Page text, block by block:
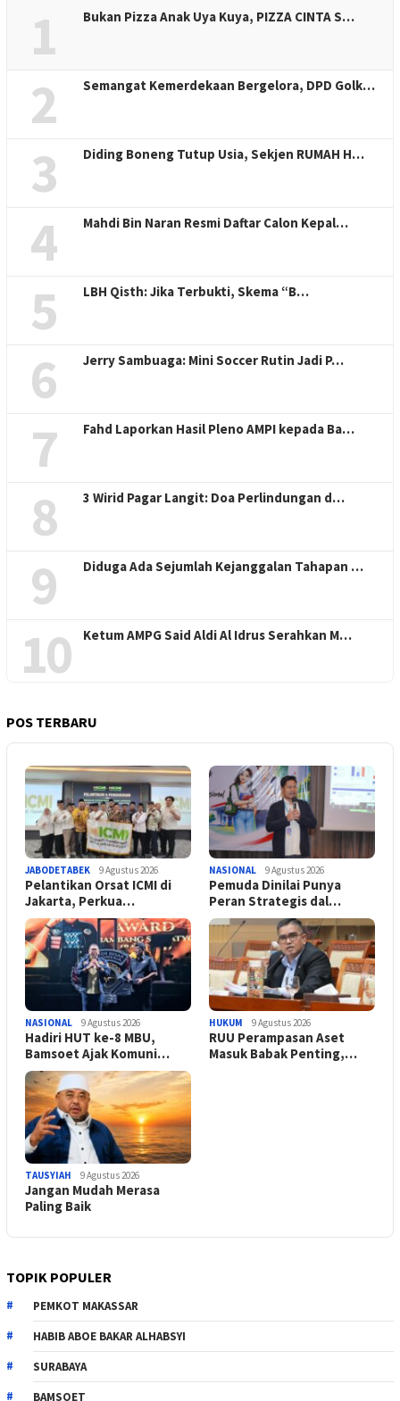
1 Bukan Pizza Anak Uya Kuya, PIZZA CINTA S…
2 Semangat Kemerdekaan Bergelora, DPD Golk…
3 Diding Boneng Tutup Usia, Sekjen RUMAH H…
4 Mahdi Bin Naran Resmi Daftar Calon Kepal…
5 LBH Qisth: Jika Terbukti, Skema “B…
6 Jerry Sambuaga: Mini Soccer Rutin Jadi P…
7 Fahd Laporkan Hasil Pleno AMPI kepada Ba…
8 3 Wirid Pagar Langit: Doa Perlindungan d…
9 Diduga Ada Sejumlah Kejanggalan Tahapan …
10 Ketum AMPG Said Aldi Al Idrus Serahkan M…
POS TERBARU
JABODETABEK 9 Agustus 2026
Pelantikan Orsat ICMI di
Jakarta, Perkua…
NASIONAL 9 Agustus 2026
Pemuda Dinilai Punya
Peran Strategis dal…
NASIONAL 9 Agustus 2026
Hadiri HUT ke-8 MBU,
Bamsoet Ajak Komuni…
HUKUM 9 Agustus 2026
RUU Perampasan Aset
Masuk Babak Penting,…
TAUSYIAH 9 Agustus 2026
Jangan Mudah Merasa
Paling Baik
TOPIK POPULER
PEMKOT MAKASSAR
HABIB ABOE BAKAR ALHABSYI
SURABAYA
BAMSOET